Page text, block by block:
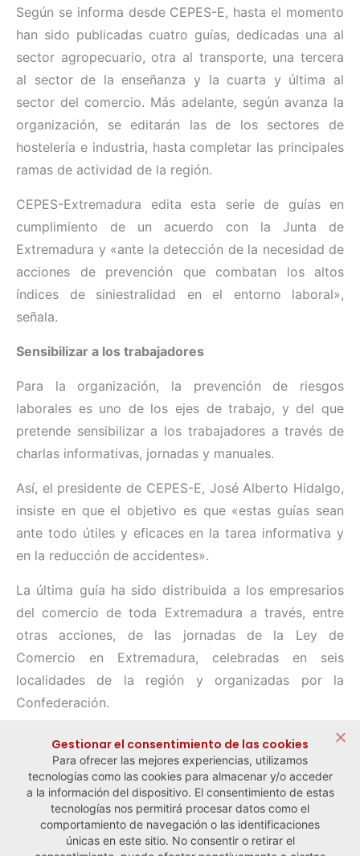
Según se informa desde CEPES-E, hasta el momento
han sido publicadas cuatro guías, dedicadas una al
sector agropecuario, otra al transporte, una tercera
al sector de la enseñanza y la cuarta y última al
sector del comercio. Más adelante, según avanza la
organización, se editarán las de los sectores de
hostelería e industria, hasta completar las principales
ramas de actividad de la región.
CEPES-Extremadura edita esta serie de guías en
cumplimiento de un acuerdo con la Junta de
Extremadura y «ante la detección de la necesidad de
acciones de prevención que combatan los altos
índices de siniestralidad en el entorno laboral»,
señala.
Sensibilizar a los trabajadores
Para la organización, la prevención de riesgos
laborales es uno de los ejes de trabajo, y del que
pretende sensibilizar a los trabajadores a través de
charlas informativas, jornadas y manuales.
Así, el presidente de CEPES-E, José Alberto Hidalgo,
insiste en que el objetivo es que «estas guías sean
ante todo útiles y eficaces en la tarea informativa y
en la reducción de accidentes».
La última guía ha sido distribuida a los empresarios
del comercio de toda Extremadura a través, entre
otras acciones, de las jornadas de la Ley de
Comercio en Extremadura, celebradas en seis
localidades de la región y organizadas por la
Confederación.
← Noticia anterior Noticia siguiente →
Gestionar el consentimiento de las cookies
Para ofrecer las mejores experiencias, utilizamos
tecnologías como las cookies para almacenar y/o acceder
a la información del dispositivo. El consentimiento de estas
tecnologías nos permitirá procesar datos como el
comportamiento de navegación o las identificaciones
únicas en este sitio. No consentir o retirar el